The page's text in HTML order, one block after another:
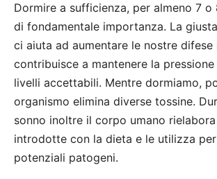
Dormire a sufficienza, per almeno 7
di fondamentale importanza. La
ci aiuta ad aumentare le nostre difese
contribuisce a mantenere la
livelli accettabili. Mentre dormiamo,
organismo elimina diverse tossine.
sonno inoltre il corpo umano
introdotte con la dieta e le utilizza
potenziali patogeni.